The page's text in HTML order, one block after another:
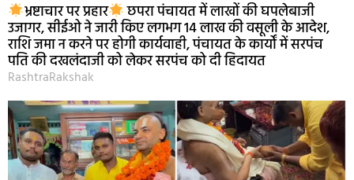
भ्रष्टाचार पर प्रहार छपरा पंचायत में लाखों की घपलेबाजी
उजागर, सीईओ ने जारी किए लगभग 14 लाख की वसूली के आदेश,
राशि जमा न करने पर होगी कार्यवाही, पंचायत के कार्यों में सरपंच
पति की दखलंदाजी को लेकर सरपंच को दी हिदायत
RashtraRakshak